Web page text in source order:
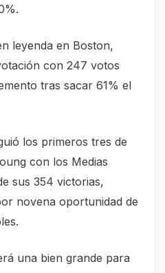
leyenda en Boston,
con 247 votos
tras sacar 61% el
los primeros tres de
con los Medias
sus 354 victorias,
novena oportunidad de
una bien grande para